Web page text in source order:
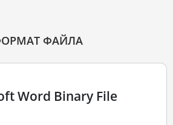
ФАЙЛА
Word Binary File